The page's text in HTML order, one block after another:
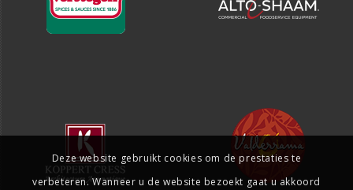
Deze website gebruikt cookies om de prestaties te
verbeteren. Wanneer u de website bezoekt gaat u akkoord